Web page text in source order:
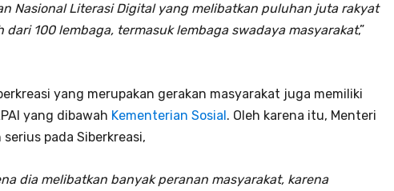
Nasional Literasi Digital yang melibatkan puluhan juta rakyat
100 lembaga, termasuk lembaga swadaya masyarakat,”
yang merupakan gerakan masyarakat juga memiliki
yang dibawah Kementerian Sosial . Oleh karena itu, Menteri
pada Siberkreasi,
dia melibatkan banyak peranan masyarakat, karena